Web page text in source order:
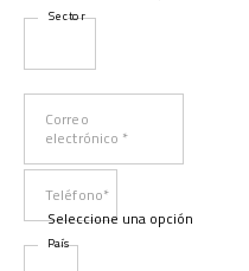
Sector
Correo
electrónico *
Teléfono*
País